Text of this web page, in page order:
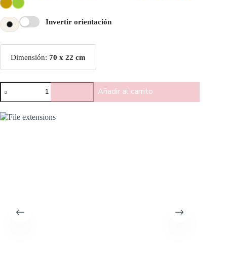
Invertir orientación
Dimensión: 70 x 22 cm
Añadir al carrito